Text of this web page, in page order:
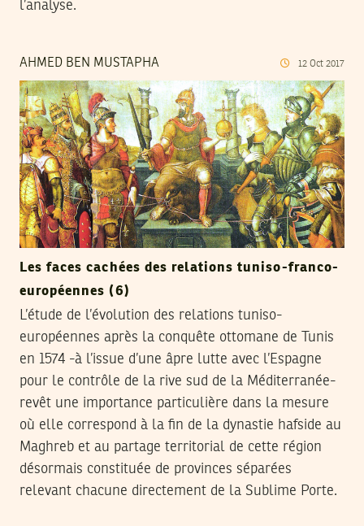
l’analyse.
AHMED BEN MUSTAPHA 12 Oct 2017
Les faces cachées des relations tuniso-franco-
européennes (6)
L’étude de l’évolution des relations tuniso-
européennes après la conquête ottomane de Tunis
en 1574 -à l’issue d’une âpre lutte avec l’Espagne
pour le contrôle de la rive sud de la Méditerranée-
revêt une importance particulière dans la mesure
où elle correspond à la fin de la dynastie hafside au
Maghreb et au partage territorial de cette région
désormais constituée de provinces séparées
relevant chacune directement de la Sublime Porte.